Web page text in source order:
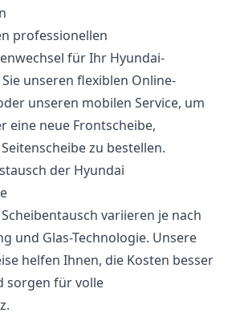
professionellen
für Ihr Hyundai-
unseren flexiblen Online-
unseren mobilen Service, um
eine neue Frontscheibe,
zu bestellen.
der Hyundai
variieren je nach
und Glas-Technologie. Unsere
helfen Ihnen, die Kosten besser
sorgen für volle